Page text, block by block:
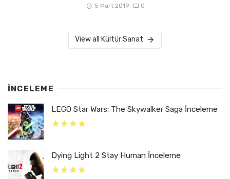
5 Mart 2019 0
View all Kültür Sanat
İNCELEME
LEGO Star Wars: The Skywalker Saga İnceleme
Dying Light 2 Stay Human İnceleme